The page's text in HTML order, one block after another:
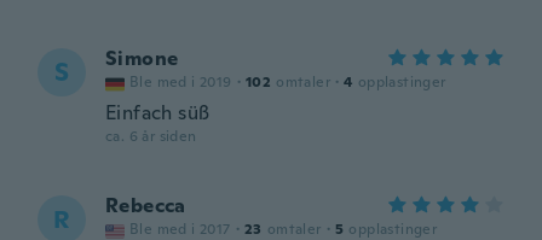
S Simone
Ble med i 2019 · 102 omtaler · 4 opplastinger
Einfach süß
ca. 6 år siden
R Rebecca
Ble med i 2017 · 23 omtaler · 5 opplastinger